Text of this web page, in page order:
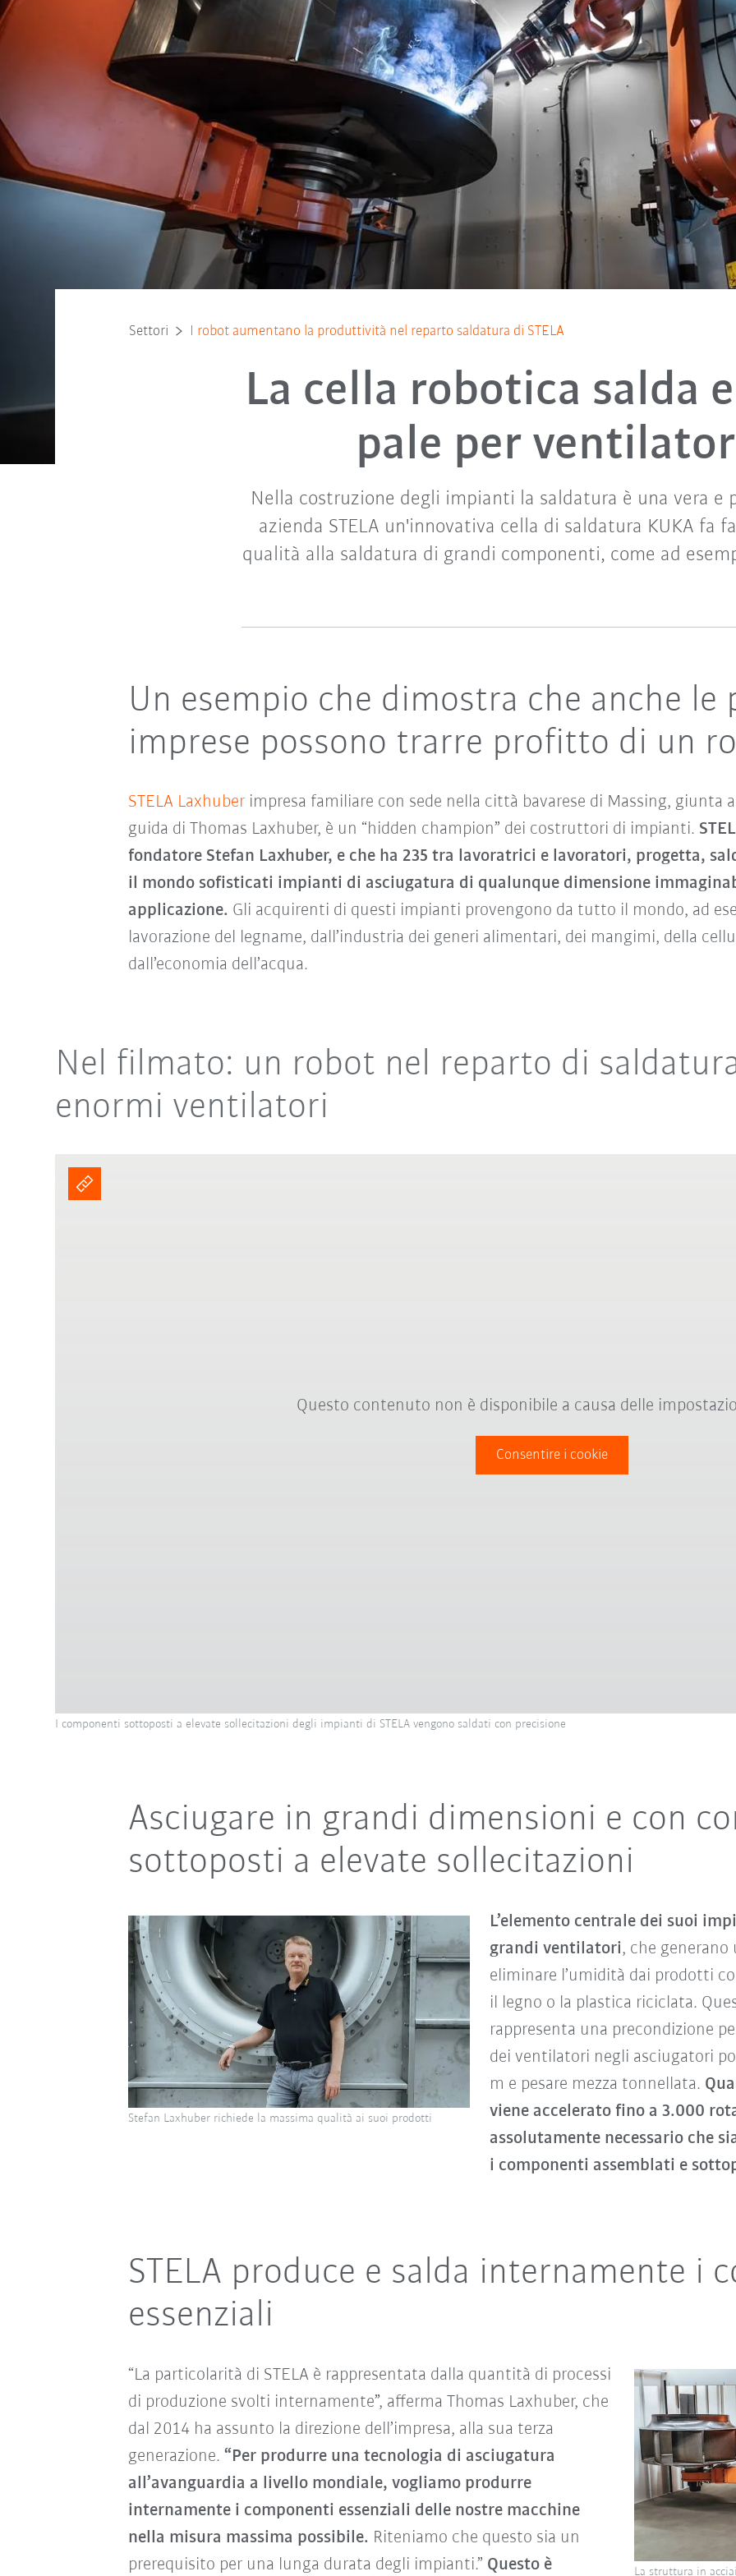
Settori I robot aumentano la produttività nel reparto saldatura di STELA
La cella robotica salda
pale per
Nella costruzione degli impianti la saldatura è una vera e
azienda STELA un'innovativa cella di saldatura KUKA fa
qualità alla saldatura di grandi componenti, come ad
Un esempio che dimostra che anche le
imprese possono trarre profitto di un
STELA Laxhuberimpresa familiare con sede nella città bavarese di Massing, giunta
guida di Thomas Laxhuber, è un “hidden champion” dei costruttori di impianti.
fondatore Stefan Laxhuber, e che ha 235 tra lavoratrici e lavoratori, progetta,
il mondo sofisticati impianti di asciugatura di qualunque dimensione
applicazione. Gli acquirenti di questi impianti provengono da tutto il mondo, ad
lavorazione del legname, dall’industria dei generi alimentari, dei mangimi, della
dall’economia dell’acqua.
Nel filmato: un robot nel reparto di saldatura
enormi ventilatori
Questo contenuto non è disponibile a causa delle
Consentire i cookie
I componenti sottoposti a elevate sollecitazioni degli impianti di STELA vengono saldati con precisione
Asciugare in grandi dimensioni e con
sottoposti a elevate sollecitazioni
L’elemento centrale dei suoi
grandi ventilatori, che generano
eliminare l’umidità dai prodotti
il legno o la plastica riciclata.
rappresenta una precondizione
dei ventilatori negli asciugatori
m e pesare mezza tonnellata.
viene accelerato fino a 3.000
assolutamente necessario che
i componenti assemblati e
Stefan Laxhuber richiede la massima qualità ai suoi prodotti
STELA produce e salda internamente i
essenziali
“La particolarità di STELA è rappresentata dalla quantità di processi
di produzione svolti internamente”, afferma Thomas Laxhuber, che
dal 2014 ha assunto la direzione dell’impresa, alla sua terza
generazione. “Per produrre una tecnologia di asciugatura
all’avanguardia a livello mondiale, vogliamo produrre
internamente i componenti essenziali delle nostre macchine
nella misura massima possibile. Riteniamo che questo sia un
prerequisito per una lunga durata degli impianti.” Questo è La struttura in